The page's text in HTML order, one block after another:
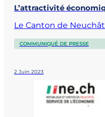
L’attractivité
Le Canton de
COMMUNIQUÉ DE PRESSE
2 Juin 2023